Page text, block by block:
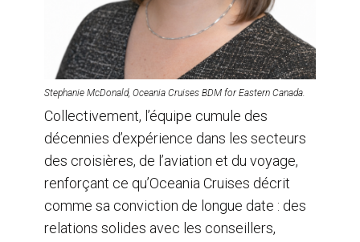
Stephanie McDonald, Oceania Cruises BDM for Eastern Canada.
Collectivement, l’équipe cumule des
décennies d’expérience dans les secteurs
des croisières, de l’aviation et du voyage,
renforçant ce qu’Oceania Cruises décrit
comme sa conviction de longue date : des
relations solides avec les conseillers,